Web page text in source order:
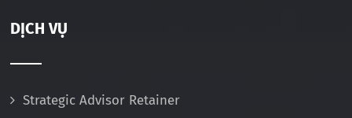
DỊCH VỤ
Strategic Advisor Retainer